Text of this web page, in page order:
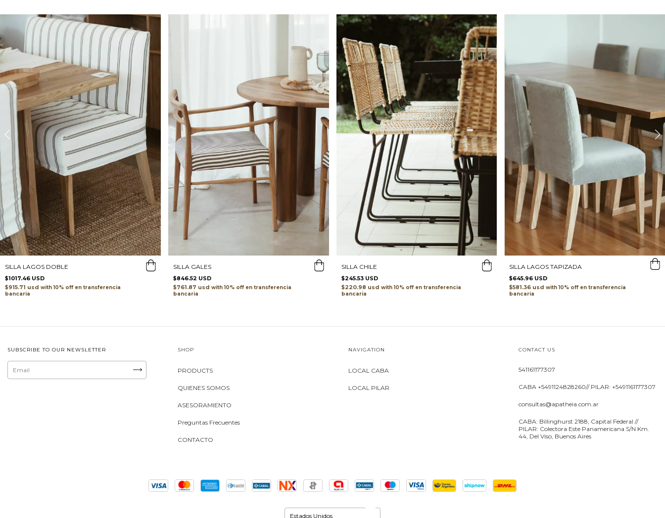
SILLA LAGOS DOBLE
$1017.46 USD
$915.71 usd with
transferencia
bancaria
SILLA GALES
$846.52 USD
$761.87 usd with
transferencia
bancaria
SILLA CHILE
$245.53 USD
$220.98 usd with
transferencia
bancaria
SILLA LAGOS TAPIZADA
$645.96 USD
$581.36 usdwith
transferencia
bancaria
SUBSCRIBE TO OUR NEWSLETTER SHOP
PRODUCTS
QUIENES SOMOS
ASESORAMIENTO
Preguntas Frecuentes
CONTACTO
NAVIGATION
LOCAL CABA
LOCAL PILAR
CONTACT US
541161177307
CABA +5491124828260// PILAR: +5491161177307
consultas@apatheia.com.ar
CABA: Billinghurst 2188, Capital Federal //
PILAR: Colectora Este Panamericana S/N Km.
44, Del Viso, Buenos Aires